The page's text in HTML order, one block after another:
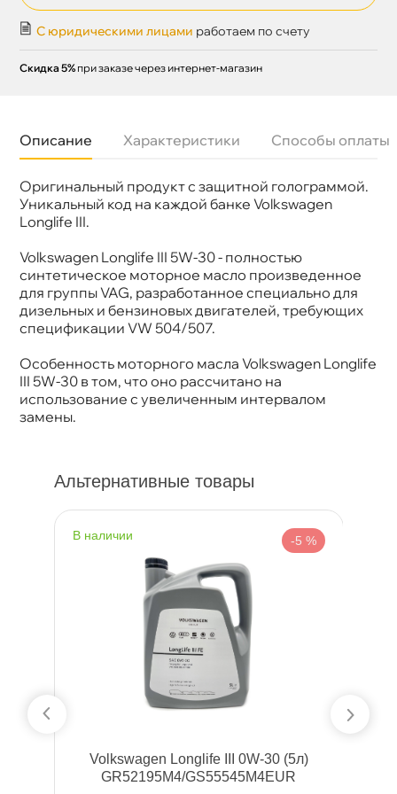
С юридическими лицами работаем по счету
Скидка 5% при заказе через интернет-магазин
Описание Характеристики Способы оплаты
Оригинальный продукт с защитной голограммой.
Уникальный код на каждой банке Volkswagen
Longlife III.
Volkswagen Longlife III 5W-30 - полностью
синтетическое моторное масло произведенное
для группы VAG, разработанное специально для
дизельных и бензиновых двигателей, требующих
спецификации VW 504/507.
Особенность моторного масла Volkswagen Longlife
III 5W-30 в том, что оно рассчитано на
использование с увеличенным интервалом
замены.
язкость
5W-30
Бренд
Тип масла
Синтетика
Допуски
Артикул
G052195M4
Товар
СНЯТ С ПРОИЗВОДСТВА
Альтернативные товары
наличии -5 %
Volkswagen Longlife III 0W-30 (5л)
GR52195M4/GS55545M4EUR